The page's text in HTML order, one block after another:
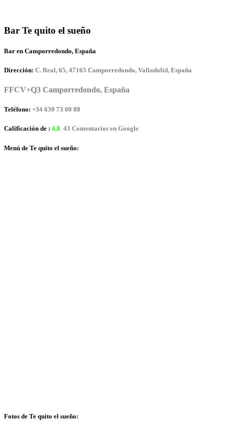
Bar Te quito el sueño
Bar en Camporredondo, España
Dirección: C. Real, 65, 47165 Camporredondo, Valladolid, España
FFCV+Q3 Camporredondo, España
Teléfono: +34 630 73 00 88
Calificación de : 4,8 43 Comentarios en Google
Menú de Te quito el sueño:
Fotos de Te quito el sueño: